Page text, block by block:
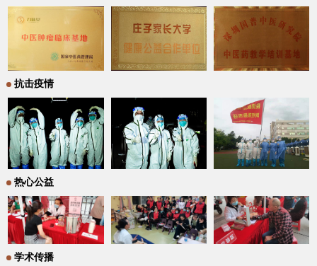
抗击疫情
热心公益
学术传播